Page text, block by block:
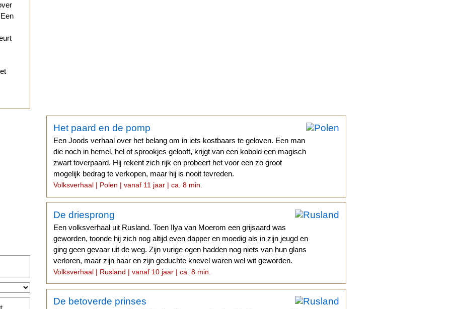
Het paard en de pomp
Een Joods verhaal over het belang om in iets kostbaars te geloven. Een man
die noch in hemel, hel of sprookjes gelooft, krijgt van een kobold een magisch
zwart toverpaard. Hij rekent zich rijk en probeert het voor een zo groot
mogelijk bedrag te verkopen, maar hij is nooit tevreden.
Volksverhaal | Polen | vanaf 11 jaar | ca. 8 min.
De driesprong
Een volksverhaal uit Rusland. Toen Ilya van Moerom een grijsaard was
geworden, toonde hij zich nog altijd even dapper en moedig als in zijn jeugd en
ging geen gevaar uit de weg. Zijn vurige ogen hadden nog niets van hun glans
verloren, maar zijn haar en zijn geduchte knevel waren wel wit geworden.
Volksverhaal | Rusland | vanaf 10 jaar | ca. 8 min.
De betoverde prinses